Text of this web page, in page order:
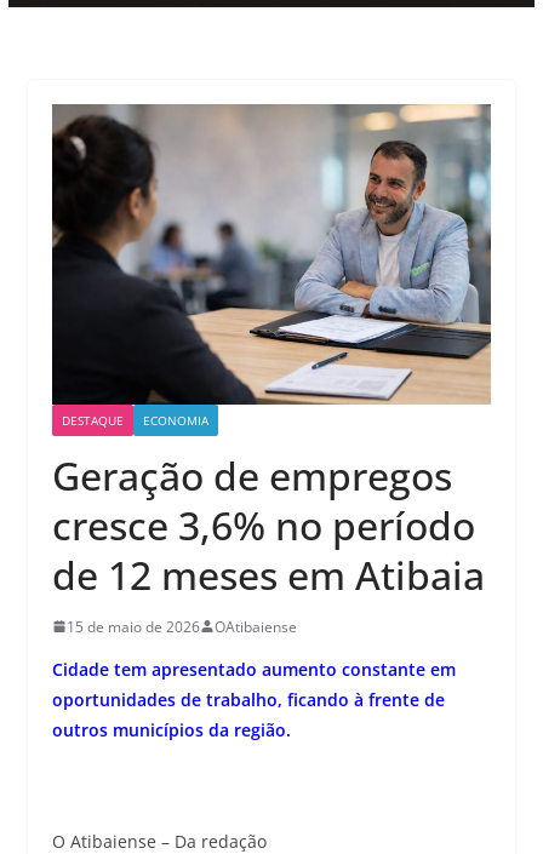
DESTAQUE ECONOMIA
Geração de empregos
cresce 3,6% no período
de 12 meses em Atibaia
15 de maio de 2026 OAtibaiense
Cidade tem apresentado aumento constante em
oportunidades de trabalho, ficando à frente de
outros municípios da região.
O Atibaiense – Da redação